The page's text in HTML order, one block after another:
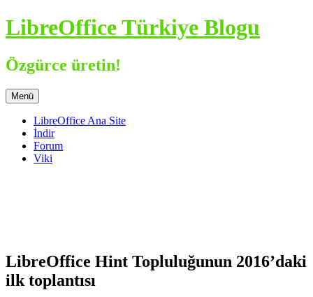
İçeriğe
atla
LibreOffice Türkiye Blogu
Özgürce üretin!
Menü
LibreOffice Ana Site
İndir
Forum
Viki
LibreOffice Hint Topluluğunun 2016’daki
ilk toplantısı